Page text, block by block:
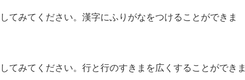
してみてください。 漢字にふりがなをつけることができま
してみてください。 行と行のすきまを 広くすることができま